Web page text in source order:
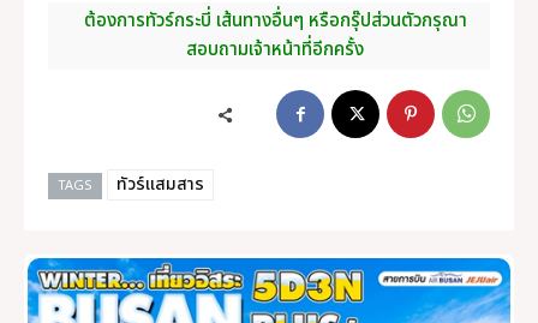
ต้องการทัวร์กระบี่ เส้นทางอื่นๆ หรือกรุ๊ปส่วนตัวกรุณา
สอบถามเจ้าหน้าที่อีกครั้ง
TAGS ทัวร์แสมสาร